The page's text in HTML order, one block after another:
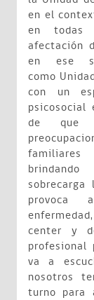
en el
en todas
afectación
en ese
como
con un
psicosocial
de que
familiares
provoca
center y
profesional
va a
nosotros
turno para